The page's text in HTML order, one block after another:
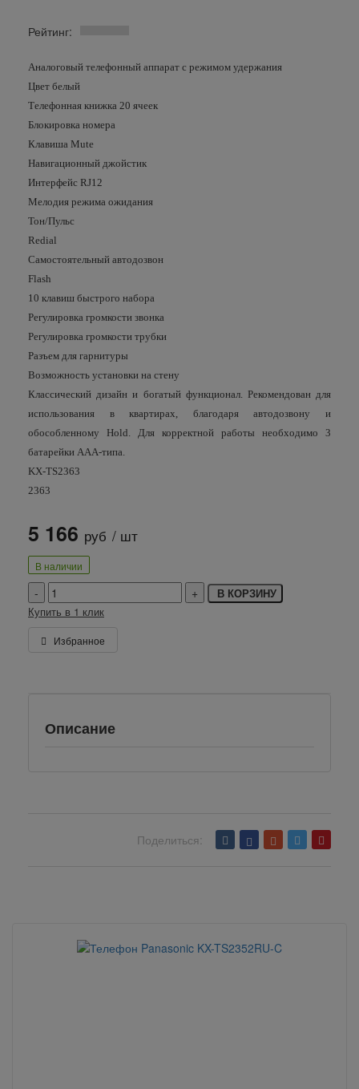
Рейтинг:
Аналоговый телефонный аппарат с режимом удержания
Цвет белый
Телефонная книжка 20 ячеек
Блокировка номера
Клавиша Mute
Навигационный джойстик
Интерфейс RJ12
Мелодия режима ожидания
Тон/Пульс
Redial
Самостоятельный автодозвон
Flash
10 клавиш быстрого набора
Регулировка громкости звонка
Регулировка громкости трубки
Разъем для гарнитуры
Возможность установки на стену
Классический дизайн и богатый функционал. Рекомендован для
использования в квартирах, благодаря автодозвону и
обособленному Hold. Для корректной работы необходимо 3
батарейки ААА-типа.
KX-TS2363
2363
5 166 руб / шт
В наличии
В КОРЗИНУ
Купить в 1 клик
Избранное
Описание
Поделиться: